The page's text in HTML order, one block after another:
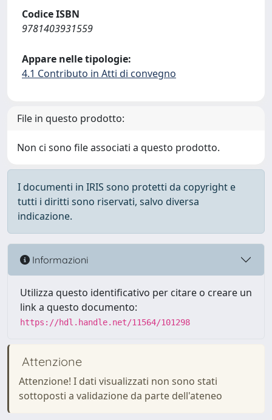
Codice ISBN
9781403931559
Appare nelle tipologie:
4.1 Contributo in Atti di convegno
File in questo prodotto:
Non ci sono file associati a questo prodotto.
I documenti in IRIS sono protetti da copyright e
tutti i diritti sono riservati, salvo diversa
indicazione.
Informazioni
Utilizza questo identificativo per citare o creare un
link a questo documento:
https://hdl.handle.net/11564/101298
Attenzione
Attenzione! I dati visualizzati non sono stati
sottoposti a validazione da parte dell'ateneo